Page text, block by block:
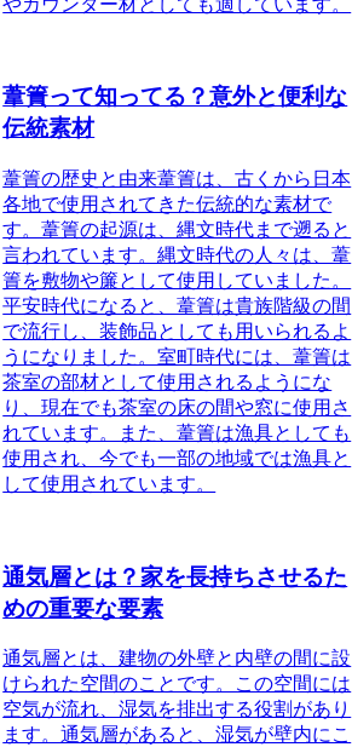
葦簀って知ってる？意外と便利な
伝統素材
葦簀の歴史と由来葦簀は、古くから日本
各地で使用されてきた伝統的な素材で
す。葦簀の起源は、縄文時代まで遡ると
言われています。縄文時代の人々は、葦
簀を敷物や簾として使用していました。
平安時代になると、葦簀は貴族階級の間
で流行し、装飾品としても用いられるよ
うになりました。室町時代には、葦簀は
茶室の部材として使用されるようにな
り、現在でも茶室の床の間や窓に使用さ
れています。また、葦簀は漁具としても
使用され、今でも一部の地域では漁具と
して使用されています。
通気層とは？家を長持ちさせるた
めの重要な要素
通気層とは、建物の外壁と内壁の間に設
けられた空間のことです。この空間には
空気が流れ、湿気を排出する役割があり
ます。通気層があると、湿気が壁内にこ